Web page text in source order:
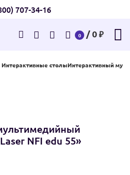
707-34-16
0 /0₽
Интерактивные столыИнтерактивный
NFI edu 55»